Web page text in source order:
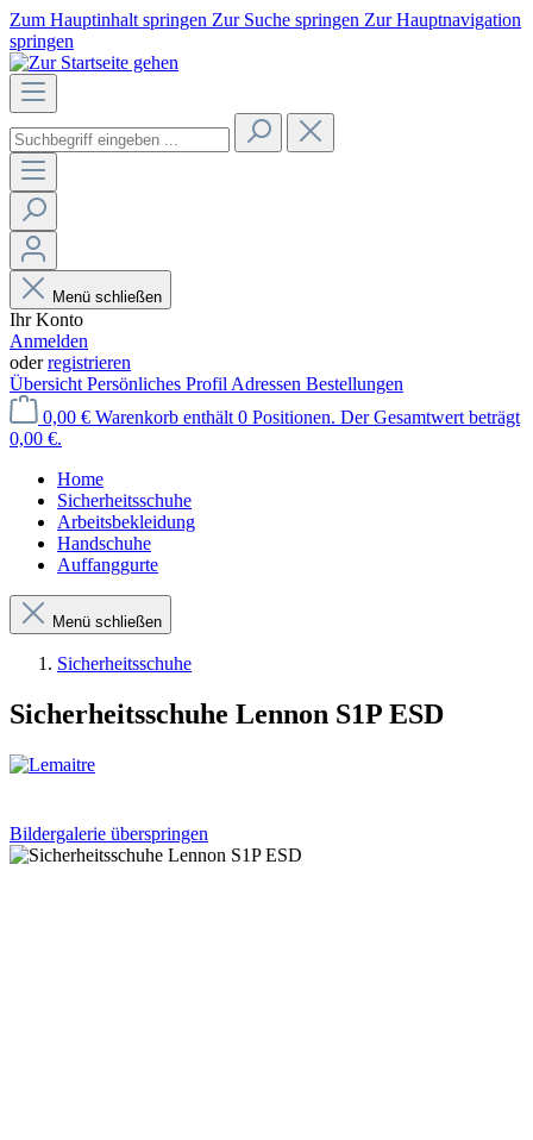
Zum Hauptinhalt springen Zur Suche springen Zur Hauptnavigation
springen
Menü schließen
Ihr Konto
Anmelden
oderregistrieren
Übersicht Persönliches Profil Adressen Bestellungen
0,00 € Warenkorb enthält 0 Positionen. Der Gesamtwert beträgt
0,00 €.
Home
Sicherheitsschuhe
Arbeitsbekleidung
Handschuhe
Auffanggurte
Menü schließen
Sicherheitsschuhe
Sicherheitsschuhe Lennon S1P ESD
Bildergalerie überspringen